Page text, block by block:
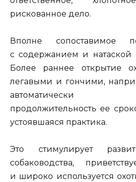
рискованное дело.
Вполне сопоставимое
с содержанием и натаской
Более раннее открытие
легавыми и гончими,
автоматически
продолжительность ее
устоявшаяся практика.
Это стимулирует
собаководства,
и широко используется